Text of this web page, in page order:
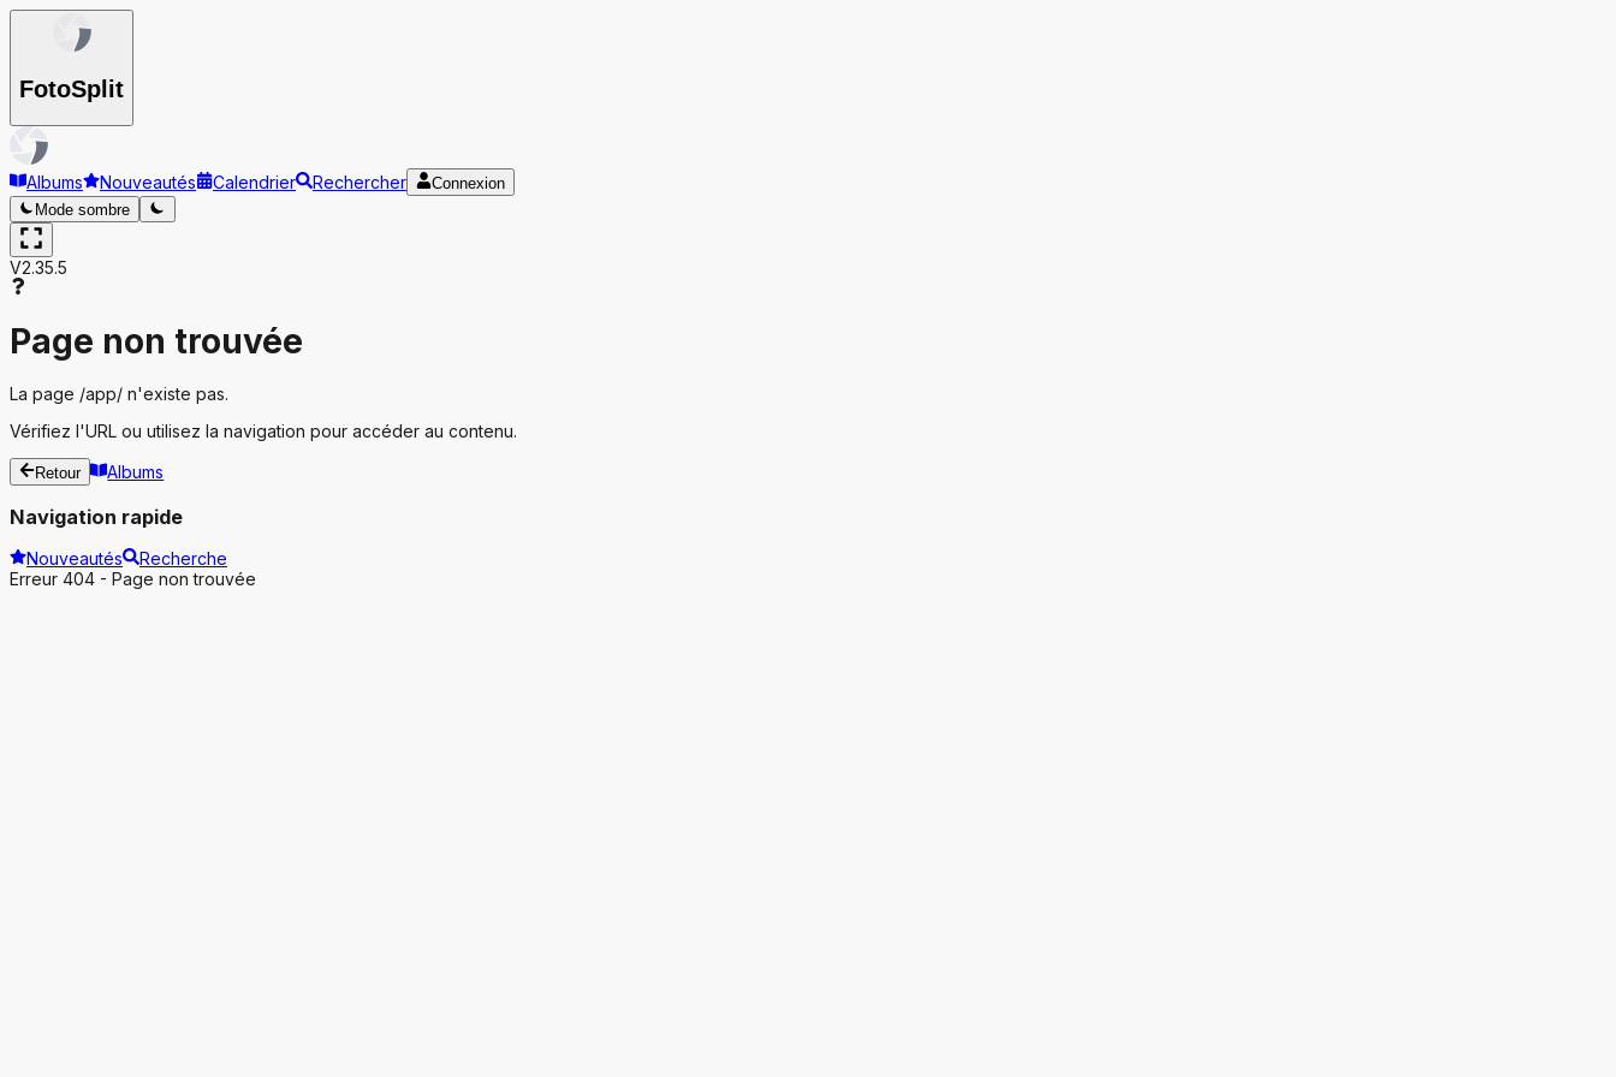
FotoSplit
Albums Nouveautés Calendrier Rechercher
Connexion
Mode sombre
V2.35.5
Page non trouvée
La page /app/ n'existe pas.
Vérifiez l'URL ou utilisez la navigation pour accéder au contenu.
Retour Albums
Navigation rapide
Nouveautés
Recherche
Erreur 404 - Page non trouvée